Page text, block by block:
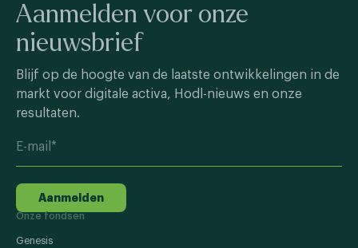
Aanmelden voor onze
nieuwsbrief
Blijf op de hoogte van de laatste ontwikkelingen in de
markt voor digitale activa, Hodl-nieuws en onze
resultaten.
Aanmelden
Onze fondsen
Genesis